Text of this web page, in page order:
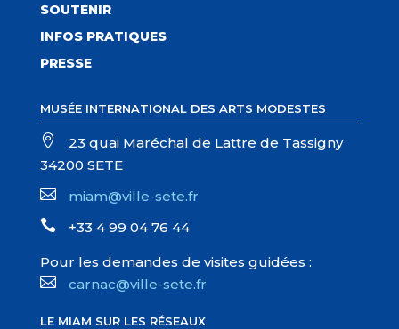
SOUTENIR
INFOS PRATIQUES
PRESSE
MUSÉE INTERNATIONAL DES ARTS MODESTES

23 quai Maréchal de Lattre de Tassigny
34200 SETE
 miam@ville-sete.fr
 +33 4 99 04 76 44
Pour les demandes de visites guidées :
 carnac@ville-sete.fr
LE MIAM SUR LES RÉSEAUX